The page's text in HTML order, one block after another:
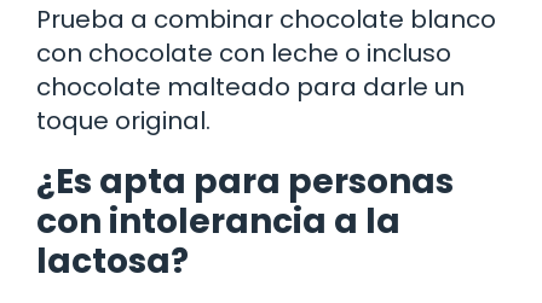
Prueba a combinar chocolate blanco
con chocolate con leche o incluso
chocolate malteado para darle un
toque original.
¿Es apta para personas
con intolerancia a la
lactosa?